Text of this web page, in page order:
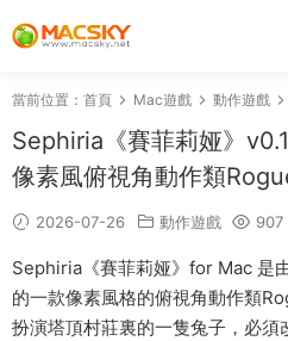
當前位置： 首頁 Mac遊戲 動作遊戲
Sephiria《賽菲莉娅》
像素風俯視角動作類
2026-07-26 動作遊戲 907
Sephiria《賽菲莉娅》for Mac 是
的一款像素風格的俯視角動作類
扮演塔頂村莊裏的一隻兔子，必